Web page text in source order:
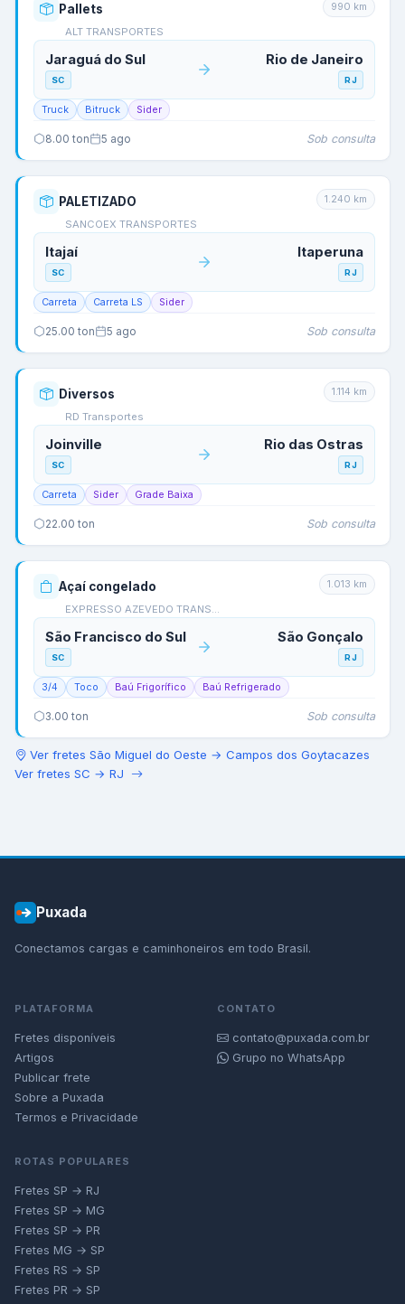
Pallets
ALT TRANSPORTES
990 km
Jaraguá do Sul
SC
Rio de Janeiro
RJ
Truck Bitruck Sider
8.00 ton 5 ago Sob consulta
PALETIZADO
SANCOEX TRANSPORTES
1.240 km
Itajaí
SC
Itaperuna
RJ
Carreta Carreta LS Sider
25.00 ton 5 ago Sob consulta
Diversos
RD Transportes
1.114 km
Joinville
SC
Rio das Ostras
RJ
Carreta Sider Grade Baixa
22.00 ton Sob consulta
Açaí congelado
EXPRESSO AZEVEDO TRANS…
1.013 km
São Francisco do Sul
SC
São Gonçalo
RJ
3/4 Toco Baú Frigorífico Baú Refrigerado
3.00 ton Sob consulta
Ver fretes São Miguel do Oeste → Campos dos Goytacazes
Ver fretes SC → RJ
Puxada
Conectamos cargas e caminhoneiros em todo Brasil.
PLATAFORMA
Fretes disponíveis
Artigos
Publicar frete
Sobre a Puxada
Termos e Privacidade
CONTATO
contato@puxada.com.br
Grupo no WhatsApp
ROTAS POPULARES
Fretes SP → RJ
Fretes SP → MG
Fretes SP → PR
Fretes MG → SP
Fretes RS → SP
Fretes PR → SP